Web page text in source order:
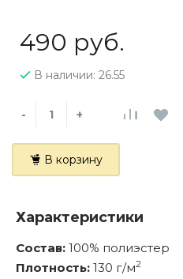
490 руб.
В наличии: 26.55
- +
В корзину
Характеристики
Состав: 100% полиэстер
Плотность: 130 г/м2